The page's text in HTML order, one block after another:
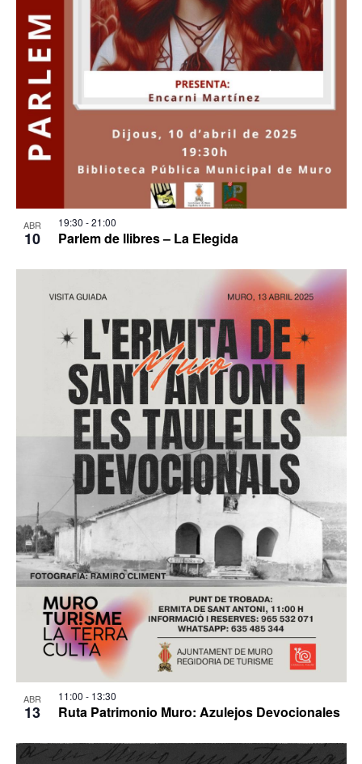
ABR
10 Parlem de llibres – La Elegida
19:30 -21:00
ABR
13 Ruta Patrimonio Muro: Azulejos Devocionales
11:00 - 13:30